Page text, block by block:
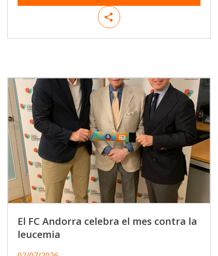
El FC Andorra celebra el mes contra la
leucemia